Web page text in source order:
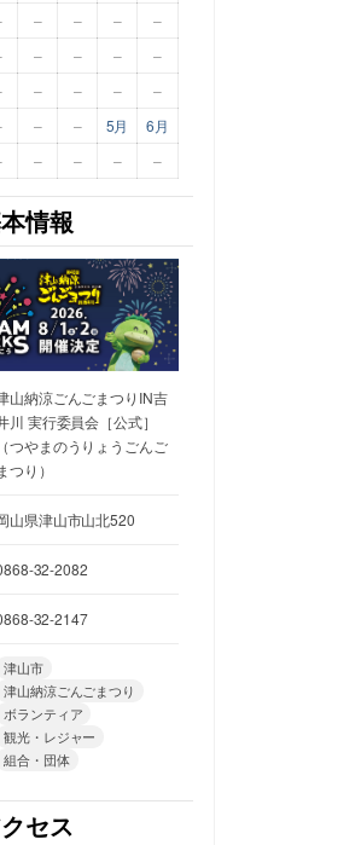
– – – –
– – –
–
– – – –
– – 5月
6月
– – – –
情報
山納涼ごんごまつりIN吉
川 実行委員会［公式］
（つやまのうりょうごんご
つり）
山県津山市山北520
32-2082
32-2147
津山市
津山納涼ごんごまつり
ボランティア
観光・レジャー
組合・団体
セス